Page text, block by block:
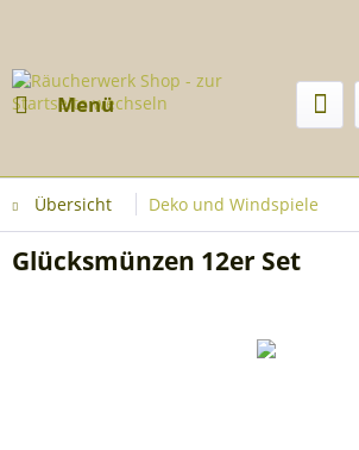
Menü
Übersicht Deko und Windspiele
Glücksmünzen 12er Set